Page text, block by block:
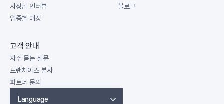
사장님 인터뷰
업종별 매장
블로그
고객 안내
자주 묻는 질문
프랜차이즈 본사
파트너 문의
Language